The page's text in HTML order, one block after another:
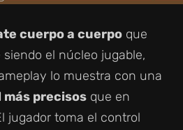
cuerpo a cuerpo que
el núcleo jugable,
lo muestra con una
precisos que en
jugador toma el control